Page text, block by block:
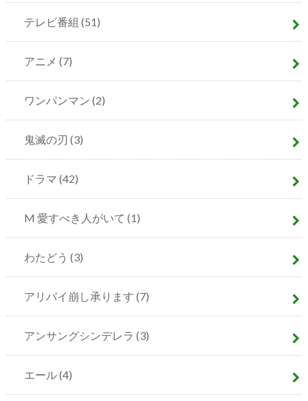
テレビ番組 (51)
アニメ (7)
ワンパンマン (2)
鬼滅の刃 (3)
ドラマ (42)
M 愛すべき人がいて (1)
わたどう (3)
アリバイ崩し承ります (7)
アンサングシンデレラ (3)
エール(4)